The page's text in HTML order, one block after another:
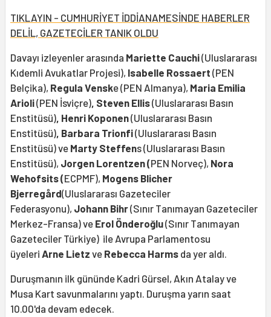
TIKLAYIN - CUMHURİYET İDDİANAMESİNDE HABERLER
DELİL, GAZETECİLER TANIK OLDU
Davayı izleyenler arasında Mariette Cauchi(Uluslararası
Kıdemli Avukatlar Projesi), Isabelle Rossaert (PEN
Belçika), Regula Venske (PEN Almanya), Maria Emilia
Arioli(PEN İsviçre), Steven Ellis(Uluslararası Basın
Enstitüsü), Henri Koponen(Uluslararası Basın
Enstitüsü), Barbara Trionfi(Uluslararası Basın
Enstitüsü) ve Marty Steffens (Uluslararası Basın
Enstitüsü), Jorgen Lorentzen (PEN Norveç), Nora
Wehofsits (ECPMF), Mogens Blicher
Bjerregård(Uluslararası Gazeteciler
Federasyonu), Johann Bihr(Sınır Tanımayan Gazeteciler
Merkez-Fransa) ve Erol Önderoğlu(Sınır Tanımayan
Gazeteciler Türkiye) ile Avrupa Parlamentosu
üyeleri Arne Lietz ve Rebecca Harms da yer aldı.
Duruşmanın ilk gününde Kadri Gürsel, Akın Atalay ve
Musa Kart savunmalarını yaptı. Duruşma yarın saat
10.00'da devam edecek.